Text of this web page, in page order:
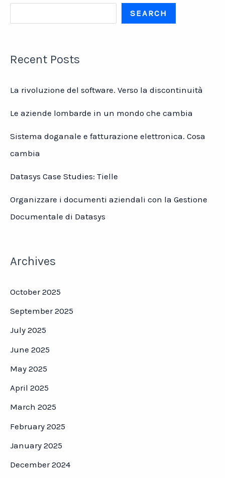
SEARCH
Recent Posts
La rivoluzione del software. Verso la discontinuità
Le aziende lombarde in un mondo che cambia
Sistema doganale e fatturazione elettronica. Cosa
cambia
Datasys Case Studies: Tielle
Organizzare i documenti aziendali con la Gestione
Documentale di Datasys
Archives
October 2025
September 2025
July 2025
June 2025
May 2025
April 2025
March 2025
February 2025
January 2025
December 2024